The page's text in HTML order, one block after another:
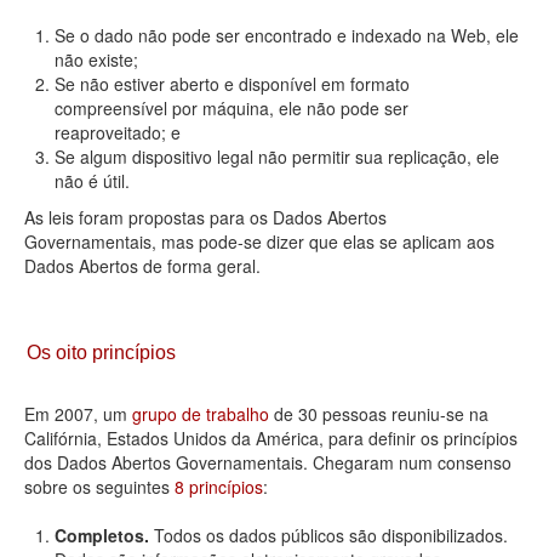
Se o dado não pode ser encontrado e indexado na Web, ele
não existe;
Se não estiver aberto e disponível em formato
compreensível por máquina, ele não pode ser
reaproveitado; e
Se algum dispositivo legal não permitir sua replicação, ele
não é útil.
As leis foram propostas para os Dados Abertos
Governamentais, mas pode-se dizer que elas se aplicam aos
Dados Abertos de forma geral.
Os oito princípios
Em 2007, um grupo de trabalho de 30 pessoas reuniu-se na
Califórnia, Estados Unidos da América, para definir os princípios
dos Dados Abertos Governamentais. Chegaram num consenso
sobre os seguintes 8 princípios:
Completos. Todos os dados públicos são disponibilizados.